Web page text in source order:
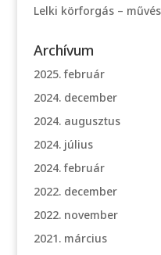
Lelki körforgás –
Archívum
2025. február
2024. december
2024. augusztus
2024. július
2024. február
2022. december
2022. november
2021. március